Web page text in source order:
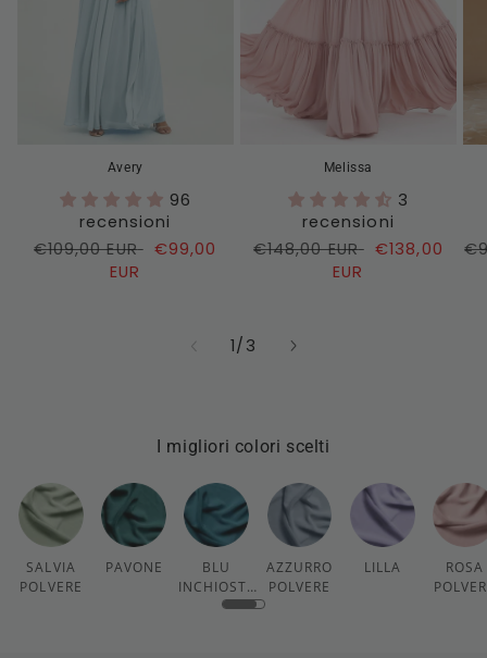
Avery
96
recensioni
Prezzo
€109,00 EUR
Prezzo
€99,00
EUR
Melissa
3
recensioni
Prezzo
€148,00 EUR
Prezzo
€138,00
EUR
1/
su3
I migliori colori scelti
SALVIA
POLVERE
PAVONE
BLU
INCHIOSTR
O
AZZURRO
POLVERE
LILLA
ROSA